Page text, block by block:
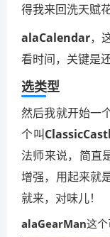
得我来回洗天赋
alaCalendar，
看时间，关键是
选类型
然后我就开始一
个叫
法师来说，简直
增强，用起来就
就来，对味儿！
alaGearMan这个